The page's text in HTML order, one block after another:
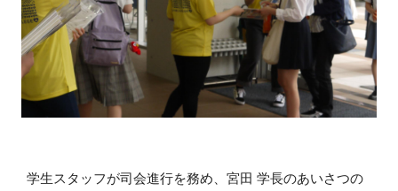
学生スタッフが司会進行を務め、宮田 学長のあいさつの